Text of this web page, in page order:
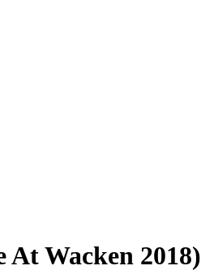
Wacken 2018)